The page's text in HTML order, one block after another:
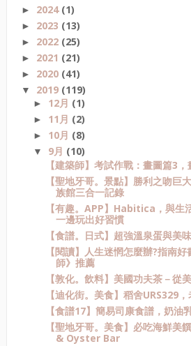
► 2024 (1)
► 2023 (13)
► 2022 (25)
► 2021 (21)
► 2020 (41)
▼ 2019 (119)
► 12月 (1)
► 11月 (2)
► 10月 (8)
▼ 9月 (10)
【建築師】考試作戰：畫圖篇3
【聖地牙哥。景點】勝利之吻巨
族館三合一記錄
【有趣。APP】Habitica，與生
一邊玩出好習慣
【食譜。日式】超強溫泉蛋與美
【閱讀】人生迷惘怎麼辦?指南
師》推薦
【敦化。飲料】美國功夫茶－從
【迪化街。美食】稻舍URS329
【食譜17】簡易司康食譜，奶油
【聖地牙哥。美食】必吃海鮮
& Oyster Bar